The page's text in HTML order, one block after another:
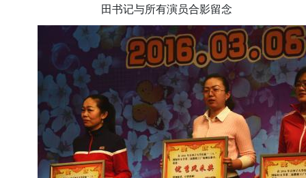
田书记与所有演员合影留念